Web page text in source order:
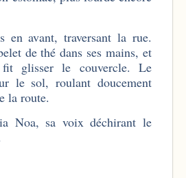
en avant, traversant la rue.
de thé dans ses mains, et
fit glisser le couvercle. Le
le sol, roulant doucement
la route.
Noa, sa voix déchirant le